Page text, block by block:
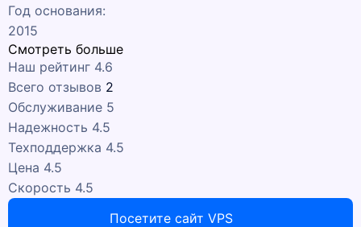
Год основания:
2015
Смотреть больше
Наш рейтинг 4.6
Всего отзывов 2
Обслуживание 5
Надежность 4.5
Техподдержка 4.5
Цена 4.5
Скорость 4.5
Посетите сайт VPS